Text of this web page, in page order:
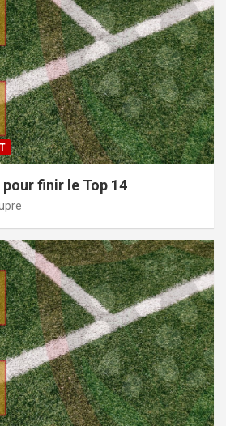
finir le Top 14